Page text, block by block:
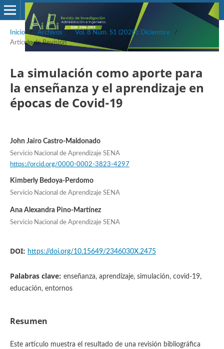
Inicio / Archivos / Vol. 8 Núm. S1 (2020): Diciembre
/
Artículo de Revisión
La simulación como aporte para
la enseñanza y el aprendizaje en
épocas de Covid-19
John Jairo Castro-Maldonado
Servicio Nacional de Aprendizaje SENA
https://orcid.org/0000-0002-3823-4297
Kimberly Bedoya-Perdomo
Servicio Nacional de Aprendizaje SENA
Ana Alexandra Pino-Martínez
Servicio Nacional de Aprendizaje SENA
DOI: https://doi.org/10.15649/2346030X.2475
Palabras clave: enseñanza, aprendizaje, simulación, covid-19,
educación, entornos
Resumen
Este artículo muestra el resultado de una revisión bibliográfica